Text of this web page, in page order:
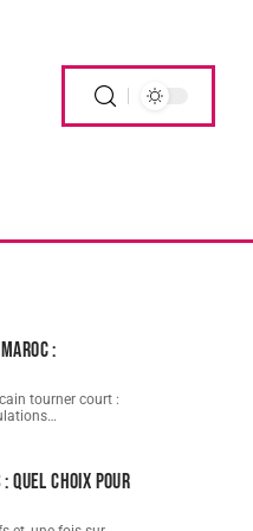
:
tourner court :
…
: quel choix pour